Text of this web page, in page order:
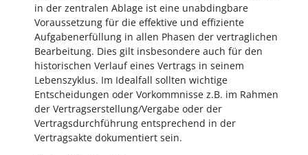
in der zentralen Ablage ist eine unabdingbare
Voraussetzung für die effektive und effiziente
Aufgabenerfüllung in allen Phasen der vertraglichen
Bearbeitung. Dies gilt insbesondere auch für den
historischen Verlauf eines Vertrags in seinem
Lebenszyklus. Im Idealfall sollten wichtige
Entscheidungen oder Vorkommnisse z.B. im Rahmen
der Vertragserstellung/Vergabe oder der
Vertragsdurchführung entsprechend in der
Vertragsakte dokumentiert sein.